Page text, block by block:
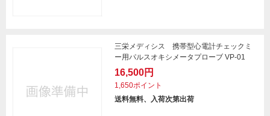
三栄メディシス 携帯型心電計チェックミ
ー用パルスオキシメータプローブ VP-01
16,500円
1,650ポイント
送料無料、入荷次第出荷